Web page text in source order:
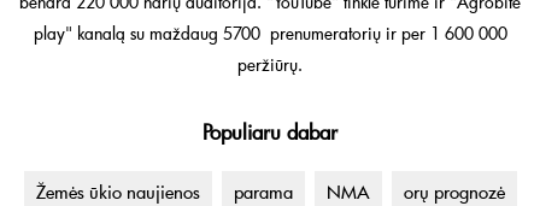
play" kanalą su maždaug 5700 prenumeratorių ir per 1 600 000
peržiūrų.
Populiaru dabar
Žemės ūkio naujienos parama NMA orų prognozė